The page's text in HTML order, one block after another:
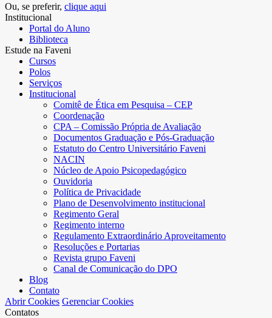
Ou, se preferir, clique aqui
Institucional
Portal do Aluno
Biblioteca
Estude na Faveni
Cursos
Polos
Serviços
Institucional
Comitê de Ética em Pesquisa – CEP
Coordenação
CPA – Comissão Própria de Avaliação
Documentos Graduação e Pós-Graduação
Estatuto do Centro Universitário Faveni
NACIN
Núcleo de Apoio Psicopedagógico
Ouvidoria
Política de Privacidade
Plano de Desenvolvimento institucional
Regimento Geral
Regimento interno
Regulamento Extraordinário Aproveitamento
Resoluções e Portarias
Revista grupo Faveni
Canal de Comunicação do DPO
Blog
Contato
Abrir Cookies Gerenciar Cookies
Contatos